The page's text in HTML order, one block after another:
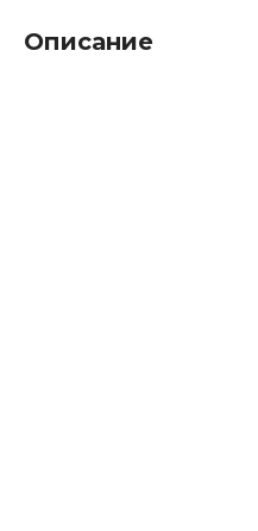
Описание